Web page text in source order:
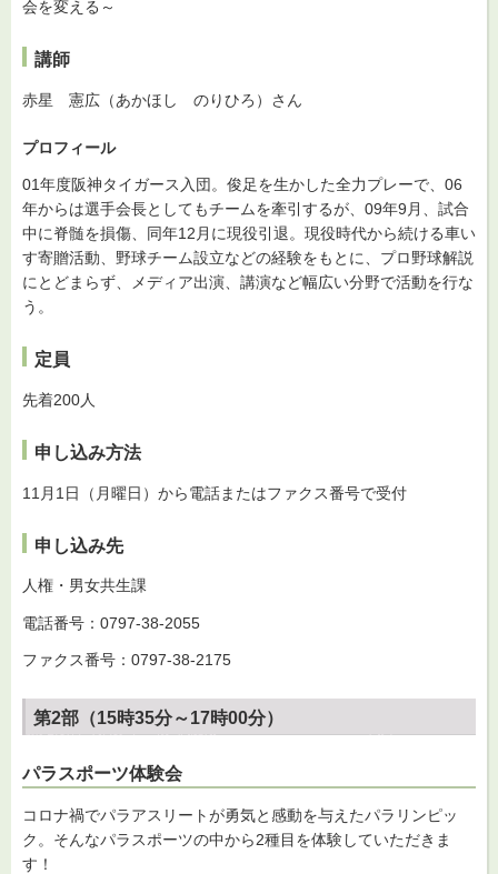
会を変える～
講師
赤星 憲広（あかほし のりひろ）さん
プロフィール
01年度阪神タイガース入団。俊足を生かした全力プレーで、06
年からは選手会長としてもチームを牽引するが、09年9月、試合
中に脊髄を損傷、同年12月に現役引退。現役時代から続ける車い
す寄贈活動、野球チーム設立などの経験をもとに、プロ野球解説
にとどまらず、メディア出演、講演など幅広い分野で活動を行な
う。
定員
先着200人
申し込み方法
11月1日（月曜日）から電話またはファクス番号で受付
申し込み先
人権・男女共生課
電話番号：0797-38-2055
ファクス番号：0797-38-2175
第2部（15時35分～17時00分）
パラスポーツ体験会
コロナ禍でパラアスリートが勇気と感動を与えたパラリンピッ
ク。そんなパラスポーツの中から2種目を体験していただきま
す！